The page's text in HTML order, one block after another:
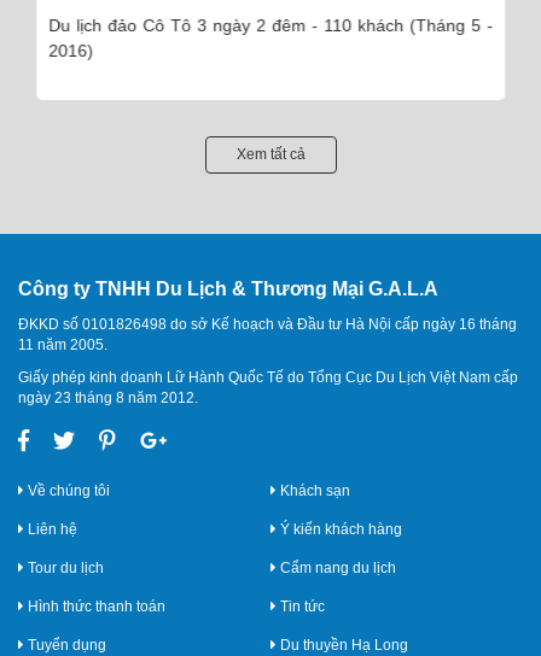
Du lịch đảo Cô Tô 3 ngày 2 đêm - 110 khách (Tháng 5 -
2016)
Xem tất cả
Công ty TNHH Du Lịch & Thương Mại G.A.L.A
ĐKKD số 0101826498 do sở Kế hoạch và Đầu tư Hà Nội cấp ngày 16 tháng
11 năm 2005.
Giấy phép kinh doanh Lữ Hành Quốc Tế do Tổng Cục Du Lịch Việt Nam cấp
ngày 23 tháng 8 năm 2012.
Về chúng tôi
Liên hệ
Tour du lịch
Hình thức thanh toán
Tuyển dụng
Khách sạn
Ý kiến khách hàng
Cẩm nang du lịch
Tin tức
Du thuyền Hạ Long